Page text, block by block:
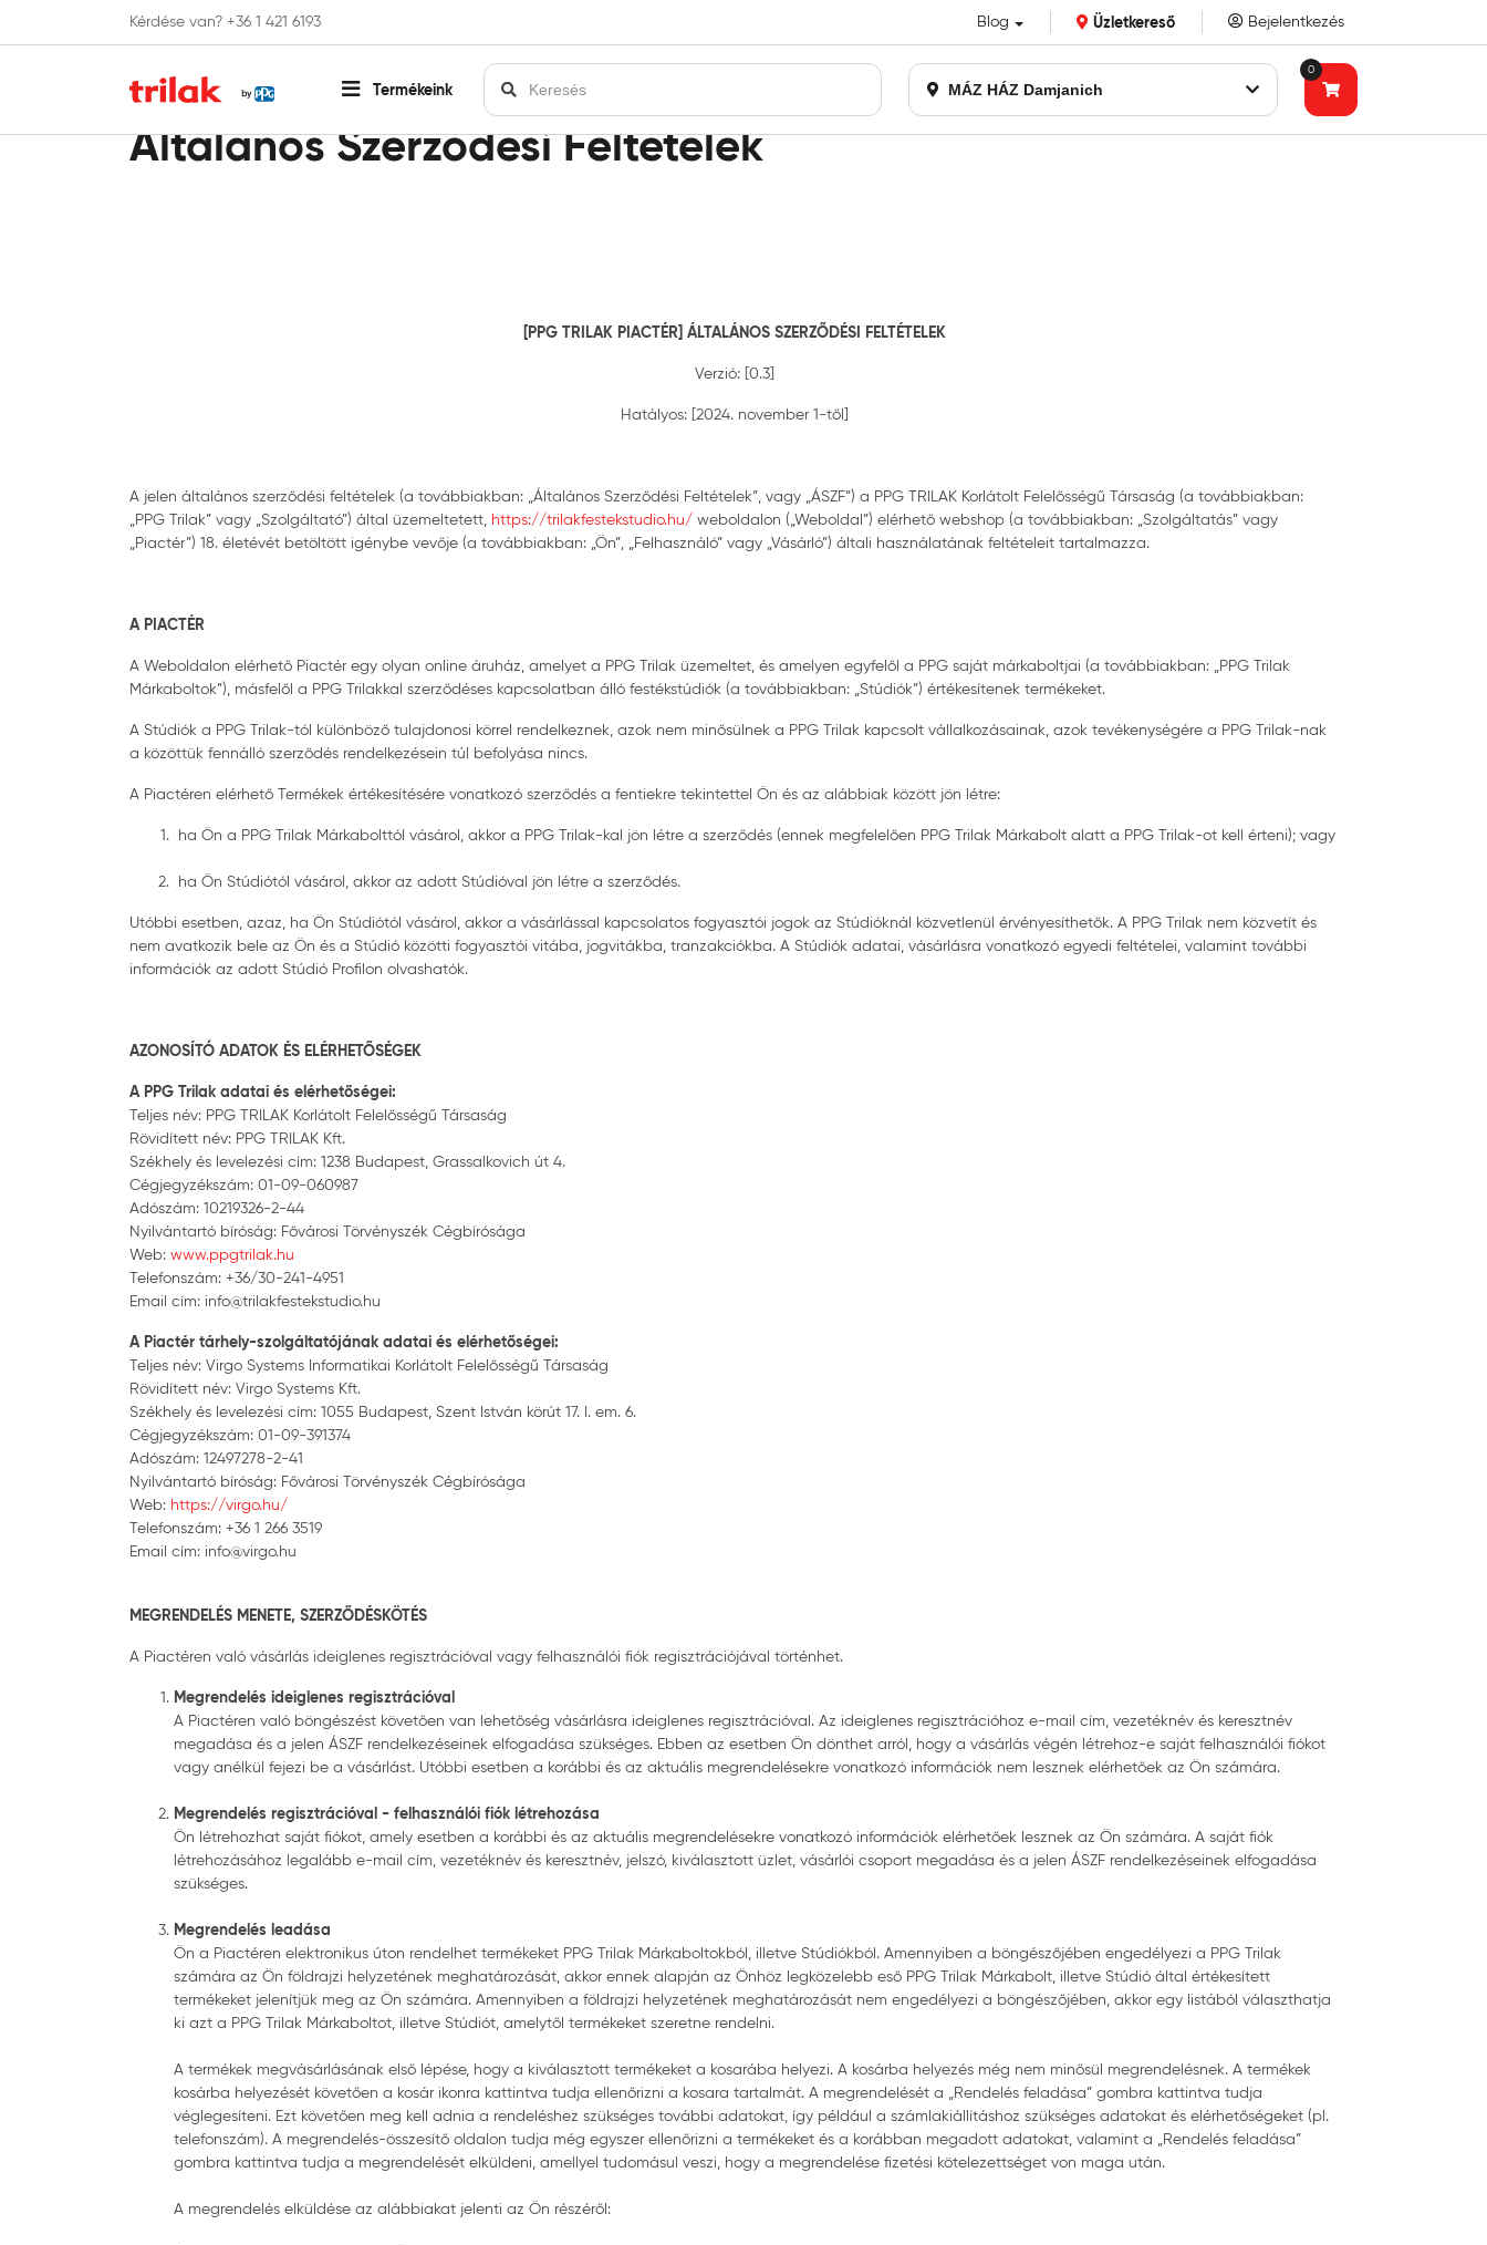
Kérdése van? +36 1 421 6193 Blog Üzletkereső Bejelentkezés
Termékeink MÁZ HÁZ Damjanich
0
Fontos tájékoztatás! Webshopunk hamarosan bezárásra kerül. Kérjük, új rendelést már ne adjon le. Köszönjük eddigi bizalmát!
Általános Szerződési Feltételek
[PPG TRILAK PIACTÉR] ÁLTALÁNOS SZERZŐDÉSI FELTÉTELEK
Verzió: [0.3]
Hatályos: [2024. november 1-től]
A jelen általános szerződési feltételek (a továbbiakban: „Általános Szerződési Feltételek”, vagy „ÁSZF”) a PPG TRILAK Korlátolt Felelősségű Társaság (a továbbiakban:
„PPG Trilak” vagy „Szolgáltató”) által üzemeltetett, https://trilakfestekstudio.hu/ weboldalon („Weboldal”) elérhető webshop (a továbbiakban: „Szolgáltatás” vagy
„Piactér”) 18. életévét betöltött igénybe vevője (a továbbiakban: „Ön”, „Felhasználó” vagy „Vásárló”) általi használatának feltételeit tartalmazza.
A PIACTÉR
A Weboldalon elérhető Piactér egy olyan online áruház, amelyet a PPG Trilak üzemeltet, és amelyen egyfelől a PPG saját márkaboltjai (a továbbiakban: „PPG Trilak
Márkaboltok”), másfelől a PPG Trilakkal szerződéses kapcsolatban álló festékstúdiók (a továbbiakban: „Stúdiók”) értékesítenek termékeket.
A Stúdiók a PPG Trilak-tól különböző tulajdonosi körrel rendelkeznek, azok nem minősülnek a PPG Trilak kapcsolt vállalkozásainak, azok tevékenységére a PPG Trilak-nak
a közöttük fennálló szerződés rendelkezésein túl befolyása nincs.
A Piactéren elérhető Termékek értékesítésére vonatkozó szerződés a fentiekre tekintettel Ön és az alábbiak között jön létre:
ha Ön a PPG Trilak Márkabolttól vásárol, akkor a PPG Trilak-kal jön létre a szerződés (ennek megfelelően PPG Trilak Márkabolt alatt a PPG Trilak-ot kell érteni); vagy
ha Ön Stúdiótól vásárol, akkor az adott Stúdióval jön létre a szerződés.
Utóbbi esetben, azaz, ha Ön Stúdiótól vásárol, akkor a vásárlással kapcsolatos fogyasztói jogok az Stúdióknál közvetlenül érvényesíthetők. A PPG Trilak nem közvetít és
nem avatkozik bele az Ön és a Stúdió közötti fogyasztói vitába, jogvitákba, tranzakciókba. A Stúdiók adatai, vásárlásra vonatkozó egyedi feltételei, valamint további
információk az adott Stúdió Profilon olvashatók.
AZONOSÍTÓ ADATOK ÉS ELÉRHETŐSÉGEK
A PPG Trilak adatai és elérhetőségei:
Teljes név: PPG TRILAK Korlátolt Felelősségű Társaság
Rövidített név: PPG TRILAK Kft.
Székhely és levelezési cím: 1238 Budapest, Grassalkovich út 4.
Cégjegyzékszám: 01-09-060987
Adószám: 10219326-2-44
Nyilvántartó bíróság: Fővárosi Törvényszék Cégbírósága
Web: www.ppgtrilak.hu
Telefonszám: +36/30-241-4951
Email cím: info@trilakfestekstudio.hu
A Piactér tárhely-szolgáltatójának adatai és elérhetőségei:
Teljes név: Virgo Systems Informatikai Korlátolt Felelősségű Társaság
Rövidített név: Virgo Systems Kft.
Székhely és levelezési cím: 1055 Budapest, Szent István körút 17. I. em. 6.
Cégjegyzékszám: 01-09-391374
Adószám: 12497278-2-41
Nyilvántartó bíróság: Fővárosi Törvényszék Cégbírósága
Web: https://virgo.hu/
Telefonszám: +36 1 266 3519
Email cím: info@virgo.hu
MEGRENDELÉS MENETE, SZERZŐDÉSKÖTÉS
A Piactéren való vásárlás ideiglenes regisztrációval vagy felhasználói fiók regisztrációjával történhet.
Megrendelés ideiglenes regisztrációval
A Piactéren való böngészést követően van lehetőség vásárlásra ideiglenes regisztrációval. Az ideiglenes regisztrációhoz e-mail cím, vezetéknév és keresztnév
megadása és a jelen ÁSZF rendelkezéseinek elfogadása szükséges. Ebben az esetben Ön dönthet arról, hogy a vásárlás végén létrehoz-e saját felhasználói fiókot
vagy anélkül fejezi be a vásárlást. Utóbbi esetben a korábbi és az aktuális megrendelésekre vonatkozó információk nem lesznek elérhetőek az Ön számára.
Megrendelés regisztrációval - felhasználói fiók létrehozása
Ön létrehozhat saját fiókot, amely esetben a korábbi és az aktuális megrendelésekre vonatkozó információk elérhetőek lesznek az Ön számára. A saját fiók
létrehozásához legalább e-mail cím, vezetéknév és keresztnév, jelszó, kiválasztott üzlet, vásárlói csoport megadása és a jelen ÁSZF rendelkezéseinek elfogadása
szükséges.
Megrendelés leadása
Ön a Piactéren elektronikus úton rendelhet termékeket PPG Trilak Márkaboltokból, illetve Stúdiókból. Amennyiben a böngészőjében engedélyezi a PPG Trilak
számára az Ön földrajzi helyzetének meghatározását, akkor ennek alapján az Önhöz legközelebb eső PPG Trilak Márkabolt, illetve Stúdió által értékesített
termékeket jelenítjük meg az Ön számára. Amennyiben a földrajzi helyzetének meghatározását nem engedélyezi a böngészőjében, akkor egy listából választhatja
ki azt a PPG Trilak Márkaboltot, illetve Stúdiót, amelytől termékeket szeretne rendelni.
A termékek megvásárlásának első lépése, hogy a kiválasztott termékeket a kosarába helyezi. A kosárba helyezés még nem minősül megrendelésnek. A termékek
kosárba helyezését követően a kosár ikonra kattintva tudja ellenőrizni a kosara tartalmát. A megrendelését a „Rendelés feladása” gombra kattintva tudja
véglegesíteni. Ezt követően meg kell adnia a rendeléshez szükséges további adatokat, így például a számlakiállításhoz szükséges adatokat és elérhetőségeket (pl.
telefonszám). A megrendelés-összesítő oldalon tudja még egyszer ellenőrizni a termékeket és a korábban megadott adatokat, valamint a „Rendelés feladása”
gombra kattintva tudja a megrendelését elküldeni, amellyel tudomásul veszi, hogy a megrendelése fizetési kötelezettséget von maga után.
A megrendelés elküldése az alábbiakat jelenti az Ön részéről: